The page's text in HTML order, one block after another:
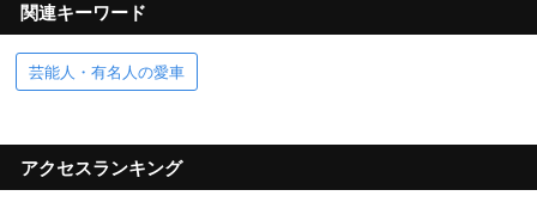
関連キーワード
芸能人・有名人の愛車
アクセスランキング